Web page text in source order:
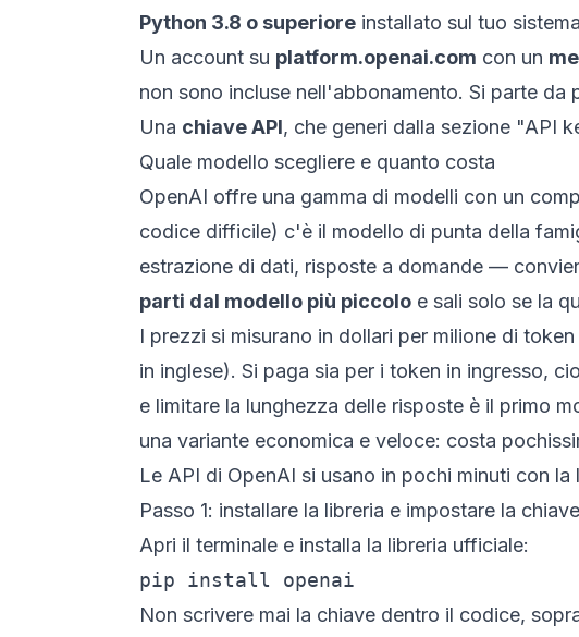
Python 3.8 o superiore installato sul tuo
Un account su platform.openai.com con un
non sono incluse nell'abbonamento. Si parte da
Una chiave API, che generi dalla sezione "API
Quale modello scegliere e quanto costa
OpenAI offre una gamma di modelli con un
codice difficile) c'è il modello di punta della
estrazione di dati, risposte a domande —
parti dal modello più piccolo e sali solo se la
I prezzi si misurano in dollari per milione di
in inglese). Si paga sia per i token in ingresso,
e limitare la lunghezza delle risposte è il primo
una variante economica e veloce: costa
Le API di OpenAI si usano in pochi minuti con
Passo 1: installare la libreria e impostare la chiave
Apri il terminale e installa la libreria ufficiale:
pip install openai
Non scrivere mai la chiave dentro il codice,